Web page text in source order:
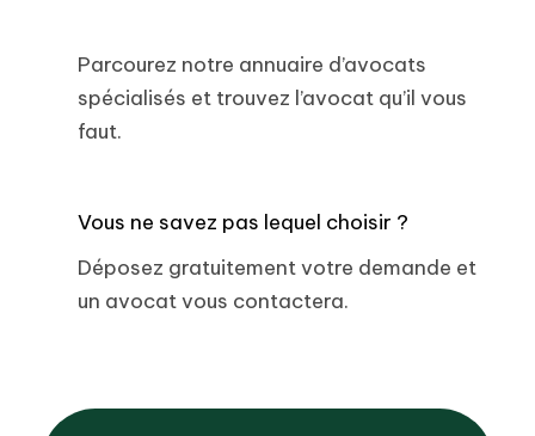
Parcourez notre annuaire d’avocats
spécialisés et trouvez l’avocat qu’il vous
faut.
Vous ne savez pas lequel choisir ?
Déposez gratuitement votre demande et
un avocat vous contactera.